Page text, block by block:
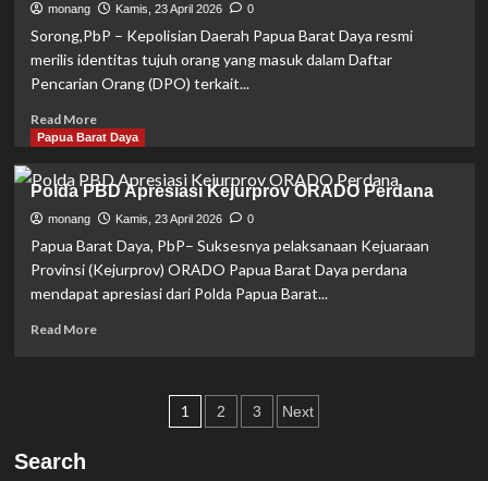
di
Jaringan
Ganja
Negara
Dibongkar
Polda
Papua
Barat
monang Kamis, 23 April 2026 0
Sorong,PbP – Kepolisian Daerah Papua Barat Daya resmi
merilis identitas tujuh orang yang masuk dalam Daftar
Pencarian Orang (DPO) terkait...
Read MoreRead
more
Polda
PBD
Buruh
Tujuh
Penyerangan
Pos
Papua Barat Daya
Polda PBD Apresiasi Kejurprov ORADO Perdana
monang Kamis, 23 April 2026 0
Papua Barat Daya, PbP– Suksesnya pelaksanaan Kejuaraan
Provinsi (Kejurprov) ORADO Papua Barat Daya perdana
mendapat apresiasi dari Polda Papua Barat...
Read MoreRead
Paginasi
1 2 3 Next
Search